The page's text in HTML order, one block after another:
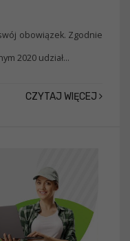
obowiązek. Zgodnie
2020 udział...
CZYTAJ WIĘCEJ